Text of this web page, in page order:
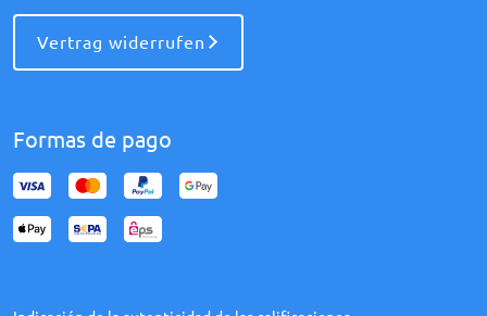
Vertrag widerrufen
Formas de pago